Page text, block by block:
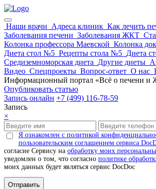
Наши врачи Адреса клиник Как лечить
Заболевания печени Заболевания ЖКТ
Колонка профессора Маевской Колонка
Диета стол №5 Рецепты стола №5 Диета
Средиземноморская диета Другие диеты
Видео Спецпроекты Вопрос-ответ О нас
Информационный портал «Всё о печени и
Опубликовать статью
Запись онлайн +7 (499) 116-78-59
Запись
×
Я ознакомлен с политикой
пользовательским соглашением сервиса
согласие Сервису на обработку моих
уведомлен о том, что согласно политике
моих данных будет являться сервис DocDoc
Отправить